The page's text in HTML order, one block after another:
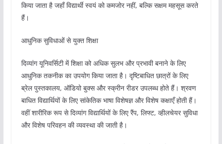
किया जाता है जहाँ विद्यार्थी स्वयं को कमजोर नहीं, बल्कि सक्षम महसूस करते
हैं।
आधुनिक सुविधाओं से युक्त शिक्षा
दिव्यांग यूनिवर्सिटी में शिक्षा को अधिक सुलभ और प्रभावी बनाने के लिए
आधुनिक तकनीक का उपयोग किया जाता है। दृष्टिबाधित छात्रों के लिए
ब्रेल पुस्तकालय, ऑडियो बुक्स और स्क्रीन रीडर उपलब्ध होते हैं। श्रवण
बाधित विद्यार्थियों के लिए सांकेतिक भाषा विशेषज्ञ और विशेष कक्षाएँ होती हैं।
वहीं शारीरिक रूप से दिव्यांग विद्यार्थियों के लिए रैंप, लिफ्ट, व्हीलचेयर सुविधा
और विशेष परिवहन की व्यवस्था की जाती है।